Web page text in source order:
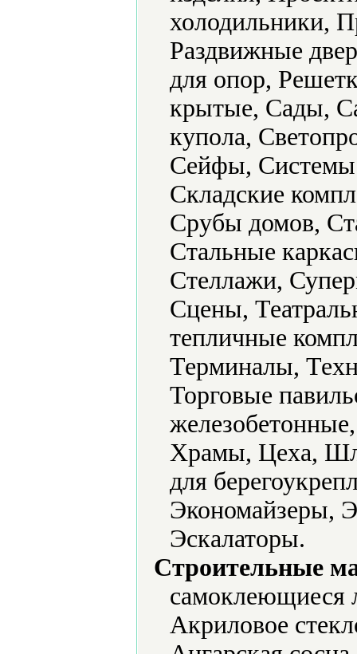
холодильники,
Раздвижные
для опор,
крытые, Сады,
купола,
Сейфы, Системы
Складские
Срубы домов,
Стальные
Стеллажи,
Сцены,
тепличные
Терминалы,
Торговые
Храмы, Цеха,
для
Экономайзеры,
Эскалаторы.
Строительные
самоклеющиеся
Акриловое